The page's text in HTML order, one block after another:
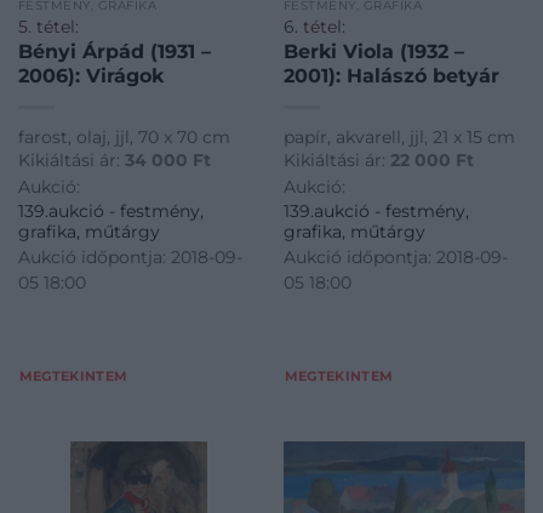
FESTMÉNY, GRAFIKA
5. tétel:
Bényi Árpád (1931 –
2006): Virágok
farost, olaj, jjl, 70 x 70 cm
Kikiáltási ár: 34 000 Ft
Aukció:
139.aukció - festmény,
grafika, műtárgy
Aukció időpontja: 2018-09-
05 18:00
MEGTEKINTEM
FESTMÉNY, GRAFIKA
6. tétel:
Berki Viola (1932 –
2001): Halászó betyár
papír, akvarell, jjl, 21 x 15 cm
Kikiáltási ár: 22 000 Ft
Aukció:
139.aukció - festmény,
grafika, műtárgy
Aukció időpontja: 2018-09-
05 18:00
MEGTEKINTEM